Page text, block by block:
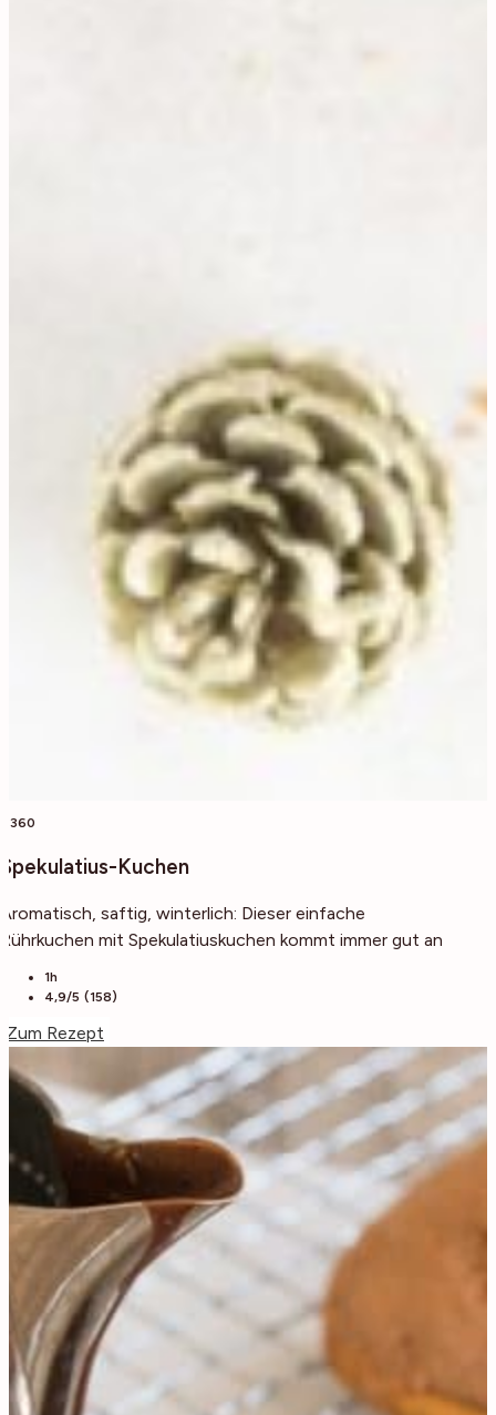
4360
Spekulatius-Kuchen
Aromatisch, saftig, winterlich: Dieser einfache
Rührkuchen mit Spekulatiuskuchen kommt immer gut an
1h
4,9/5 (158)
Zum Rezept